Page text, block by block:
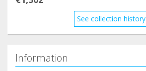
See collection history
Information